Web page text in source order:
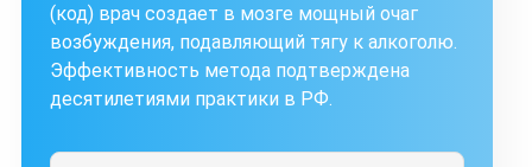
(код) врач создает в мозге мощный очаг
возбуждения, подавляющий тягу к алкоголю.
Эффективность метода подтверждена
десятилетиями практики в РФ.